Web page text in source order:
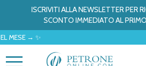
ISCRIVITI ALLA NEWSLETTER PER
SCONTO IMMEDIATO AL
→ ✨